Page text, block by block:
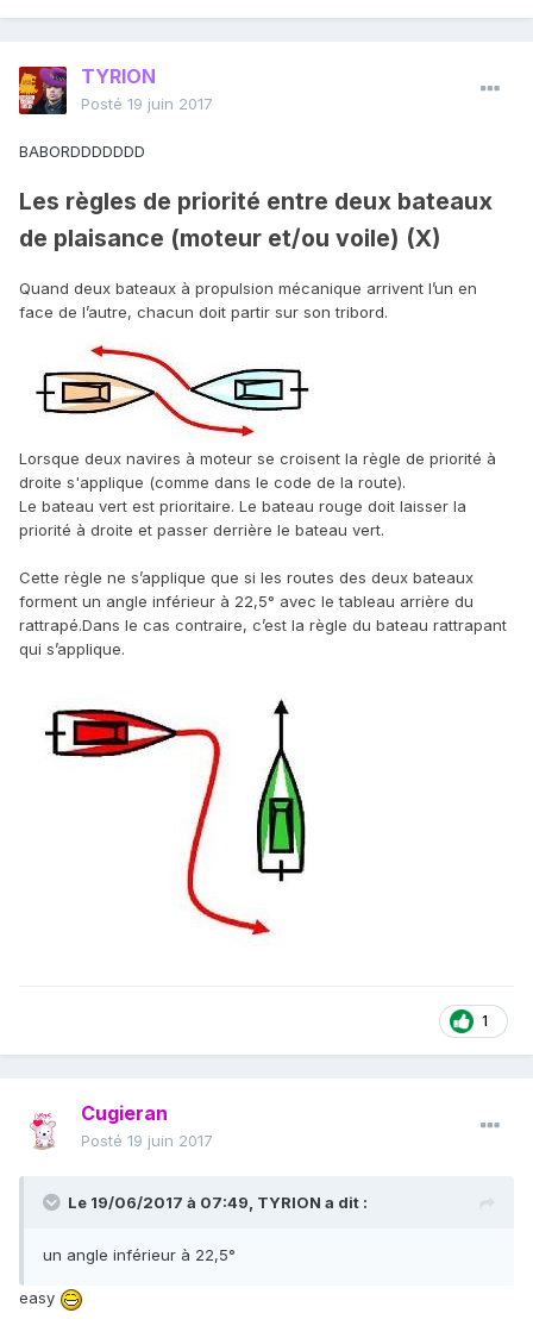
TYRION
Posté 19 juin 2017
BABORDDDDDDD
Les règles de priorité entre deux bateaux
de plaisance (moteur et/ou voile) (X)
Quand deux bateaux à propulsion mécanique arrivent l’un en
face de l’autre, chacun doit partir sur son tribord.
Lorsque deux navires à moteur se croisent la règle de priorité à
droite s'applique (comme dans le code de la route).
Le bateau vert est prioritaire. Le bateau rouge doit laisser la
priorité à droite et passer derrière le bateau vert.
Cette règle ne s’applique que si les routes des deux bateaux
forment un angle inférieur à 22,5° avec le tableau arrière du
rattrapé.Dans le cas contraire, c’est la règle du bateau rattrapant
qui s’applique.
1
Cugieran
Posté 19 juin 2017
Le 19/06/2017 à 07:49, TYRION a dit :
un angle inférieur à 22,5°
easy